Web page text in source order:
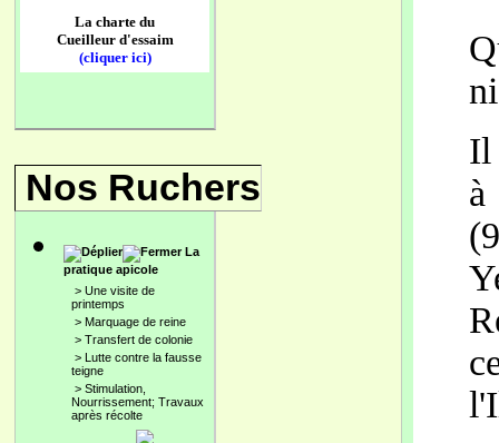
La charte du
Cueilleur d'essaim
(cliquer ici)
Nos Ruchers
La
pratique apicole
> Une visite de
printemps
> Marquage de reine
> Transfert de colonie
> Lutte contre la fausse
teigne
> Stimulation,
Nourrissement; Travaux
après récolte
Il
à